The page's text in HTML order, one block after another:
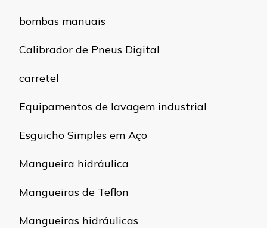
bombas manuais
Calibrador de Pneus Digital
carretel
Equipamentos de lavagem industrial
Esguicho Simples em Aço
Mangueira hidráulica
Mangueiras de Teflon
Mangueiras hidráulicas